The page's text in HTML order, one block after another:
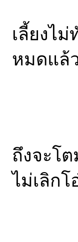
เลี้ยงไ
หมดแล้
ถึงจะโ
ไม่เลิก